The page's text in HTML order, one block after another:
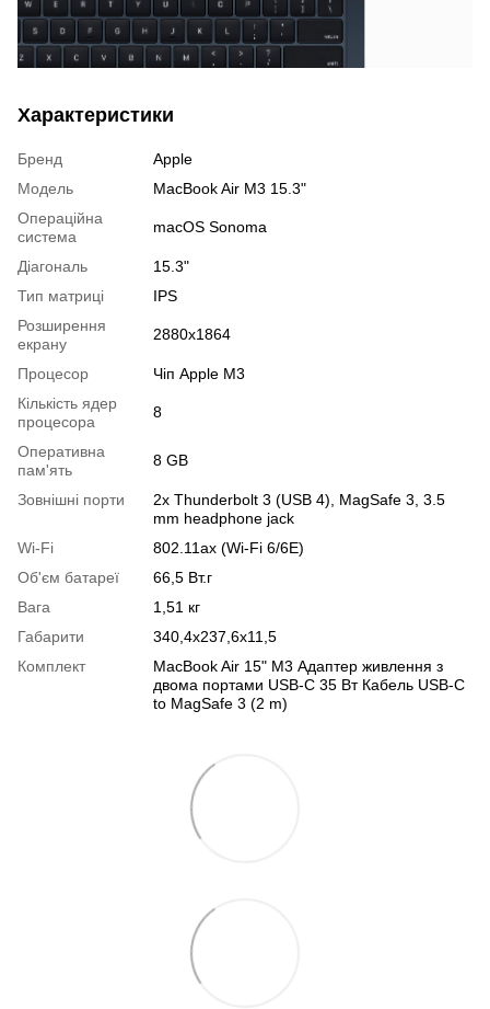
Характеристики
Бренд
Apple
Модель
MacBook Air M3 15.3"
Операційна
система
macOS Sonoma
Діагональ
15.3"
Тип матриці
IPS
Розширення
екрану
2880x1864
Процесор
Чіп Apple M3
Кількість ядер
процесора
8
Оперативна
пам'ять
8 GB
Зовнішні порти
2x Thunderbolt 3 (USB 4), MagSafe 3, 3.5
mm headphone jack
Wi-Fi
802.11ax (Wi-Fi 6/6E)
Об'єм батареї
66,5 Вт.г
Вага
1,51 кг
Габарити
340,4x237,6x11,5
Комплект
MacBook Air 15" M3 Адаптер живлення з
двома портами USB-C 35 Вт Кабель USB-C
to MagSafe 3 (2 m)